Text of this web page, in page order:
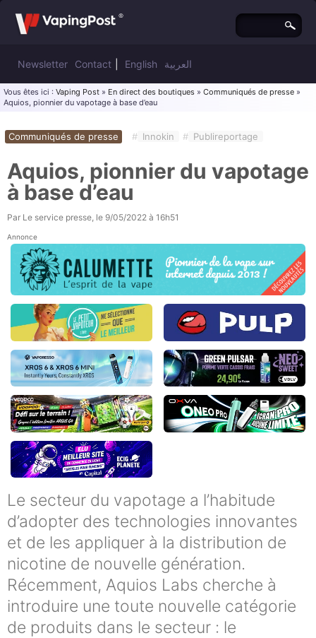
Newsletter Contact English العربية
Vous êtes ici : Vaping Post » En direct des boutiques » Communiqués de presse »
Aquios, pionnier du vapotage à base d’eau
Communiqués de presse # Innokin # Publireportage
Aquios, pionnier du vapotage
à base d’eau
Par Le service presse, le 9/05/2022 à 16h51
Annonce
Le secteur du vapotage a l’habitude
d’adopter des technologies innovantes
et de les appliquer à la distribution de
nicotine de nouvelle génération.
Récemment, Aquios Labs cherche à
introduire une toute nouvelle catégorie
de produits dans le secteur : le